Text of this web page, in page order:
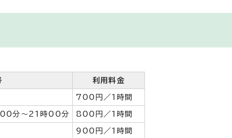
利用料金
700円／1時間
分～21時00分 800円／1時間
900円／1時間